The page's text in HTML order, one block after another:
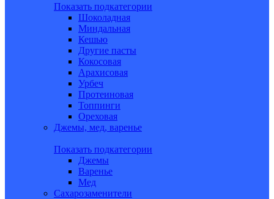
Показать подкатегории
Шоколадная
Миндальная
Кешью
Другие пасты
Кокосовая
Арахисовая
Урбеч
Протеиновая
Топпинги
Ореховая
Джемы, мед, варенье
Показать подкатегории
Джемы
Варенье
Мед
Сахарозаменители